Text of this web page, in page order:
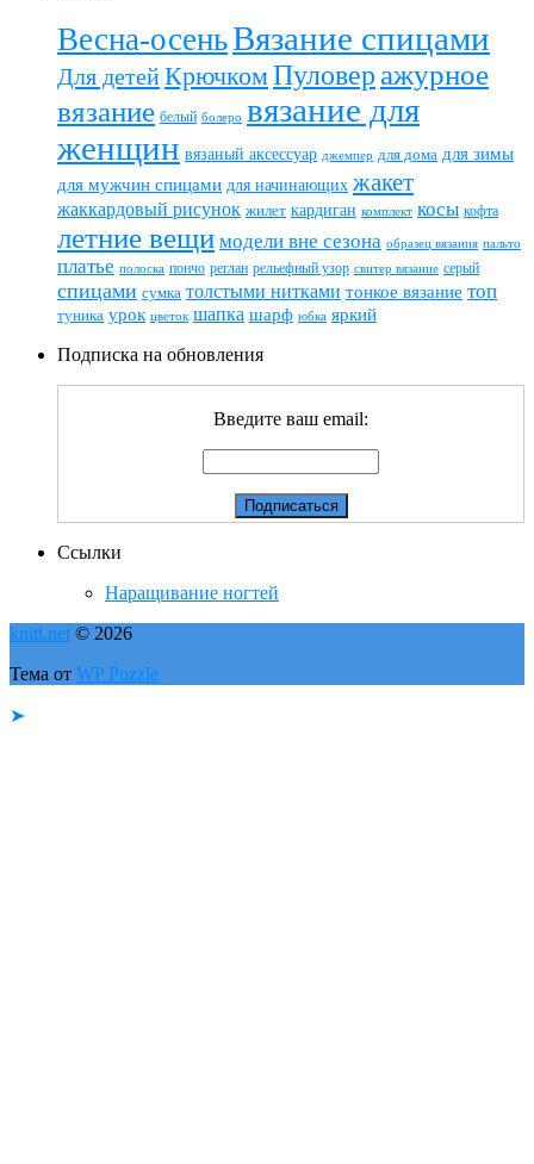
Весна-осеньВязание спицами
Для детейКрючкомПуловер ажурное
вязание белый болеро вязание для
женщин вязаный аксессуар джемпер для дома для зимы
для мужчин спицами для начинающих жакет
жаккардовый рисунок жилет кардиган комплект косы кофта
летние вещи модели вне сезона образец вязания пальто
платье полоска пончо реглан рельефный узор свитер вязание серый
спицами сумка толстыми нитками тонкое вязание топ
туника урок цветок шапка шарф юбка яркий
Подписка на обновления
Введите ваш email:
Ссылки
Наращивание ногтей
knitt.net © 2026
Тема от WP Puzzle
➤